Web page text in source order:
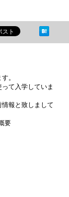
。
て入学していま
報と致しまして
要